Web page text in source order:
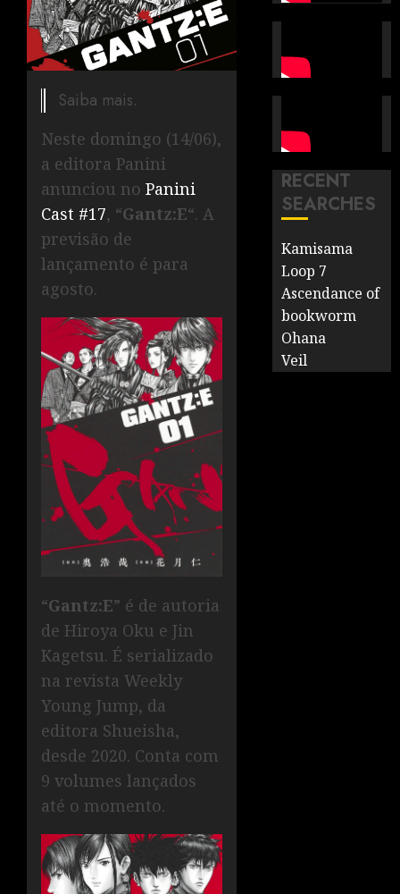
Saiba mais.
Neste domingo (14/06),
a editora Panini
anunciou no Panini
Cast #17, “Gantz:E“. A
previsão de
lançamento é para
agosto.
“Gantz:E” é de autoria
de Hiroya Oku e Jin
Kagetsu. É serializado
na revista Weekly
Young Jump, da
editora Shueisha,
desde 2020. Conta com
9 volumes lançados
até o momento.
RECENT
SEARCHES
Kamisama
Loop 7
Ascendance of
bookworm
Ohana
Veil